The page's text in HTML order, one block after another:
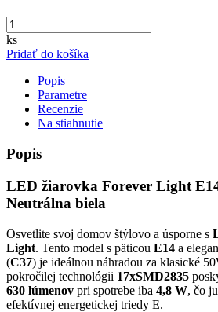
ks
Pridať do košíka
Popis
Parametre
Recenzie
Na stiahnutie
Popis
LED žiarovka Forever Light
Neutrálna biela
Osvetlite svoj domov štýlovo a úsporne s
Light. Tento model s päticou E14 a
(C37) je ideálnou náhradou za klasické
pokročilej technológii 17xSMD2835
630 lúmenov pri spotrebe iba 4,8 W, čo
efektívnej energetickej triedy E.